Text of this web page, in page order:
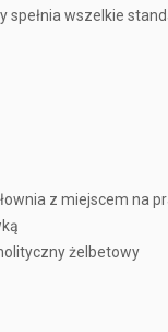
wszelkie
z miejscem na
żelbetowy